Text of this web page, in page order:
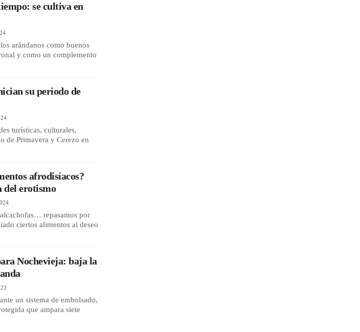
se cultiva en
arándanos como buenos
y como un complemento
su periodo de
turísticas, culturales,
de Primavera y Cerezo en
afrodisíacos?
del erotismo
repasamos por
ciertos alimentos al deseo
Nochevieja: baja la
un sistema de embolsado,
que ampara siete